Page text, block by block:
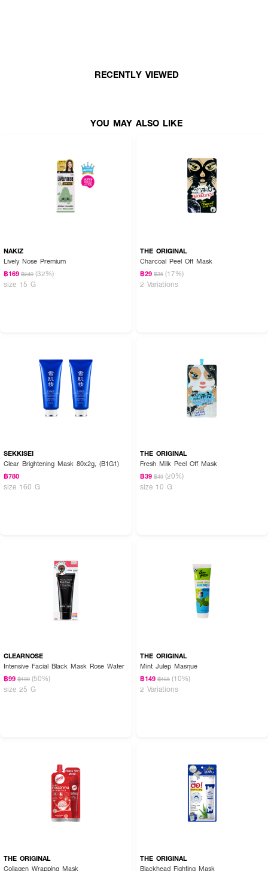
● พร้อมด้วยวิตามินบี 3 เพิ่มพลังให้ผิวสดใสเปล่งปลั่งมีชีวิตชีวา, วิชฮาเซล
มาส์ก SCENTIO Milk Plus Whitening Q10 Facial Mask ให้ทั่วใบหน้า เว้น
บริเวณรอบดวงตาและริมฝีปากทิ้งไว้ 15 นาที แล้วล้างออกด้วยน้ำสะอาด ใช้ได้
บ่อยตามต้องการ
คำเตือน: หากใช้แล้วมีความผิดปกติใดๆ เกิดขึ้นต้องหยุดใช้และปรึกษาแพทย์หรือ
RECENTLY VIEWED
YOU MAY ALSO LIKE
NAKIZ
Lively Nose Premium
฿169 ฿249 (32%)
size 15 G
THE ORIGINAL
Charcoal Peel Off Mask
฿29 ฿35 (17%)
2 Variations
SEKKISEI
Clear Brightening Mask 80x2g, (B1G1)
฿780
size 160 G
THE ORIGINAL
Fresh Milk Peel Off Mask
฿39 ฿49 (20%)
size 10 G
CLEARNOSE
Intensive Facial Black Mask Rose Water
฿99 ฿199 (50%)
size 25 G
THE ORIGINAL
Mint Julep Masque
฿149 ฿165 (10%)
2 Variations
THE ORIGINAL
Collagen Wrapping Mask
THE ORIGINAL
Blackhead Fighting Mask